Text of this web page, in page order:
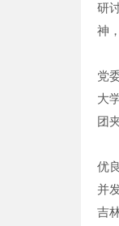
研
神
党
大
团
优
并
吉